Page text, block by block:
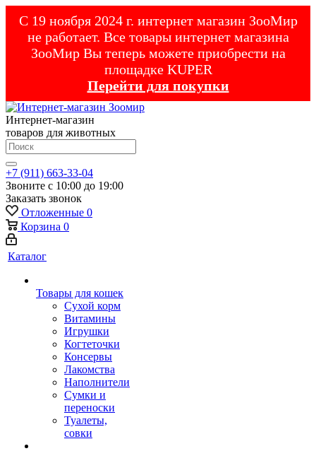
С 19 ноября 2024 г. интернет магазин ЗооМир
не работает. Все товары интернет магазина
ЗооМир Вы теперь можете приобрести на
площадке KUPER
Перейти для покупки
Интернет-магазин
товаров для животных
+7 (911) 663-33-04
Звоните с 10:00 до 19:00
Заказать звонок
Отложенные 0
Корзина 0
Каталог
Товары для кошек
Cухой корм
Витамины
Игрушки
Когтеточки
Консервы
Лакомства
Наполнители
Сумки и
переноски
Туалеты,
совки